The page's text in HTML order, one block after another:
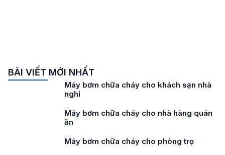
BÀI VIẾT MỚI NHẤT
Máy bơm chữa cháy cho trạm xá
Máy bơm chữa cháy cho bệnh viện
Máy bơm chữa cháy cho chung cư mini